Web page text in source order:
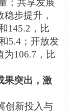
；共享发展
步提升，
145.2，比
5.4；开放发
为106.7，比
果突出，激
创新投入与